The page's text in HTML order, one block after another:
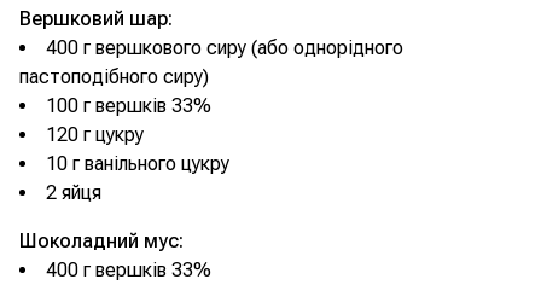
Вершковий шар:
400 г вершкового сиру (або однорідного
пастоподібного сиру)
100 г вершків 33%
120 г цукру
10 г ванільного цукру
2 яйця
Шоколадний мус:
400 г вершків 33%